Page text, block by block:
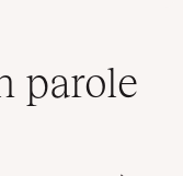
parole